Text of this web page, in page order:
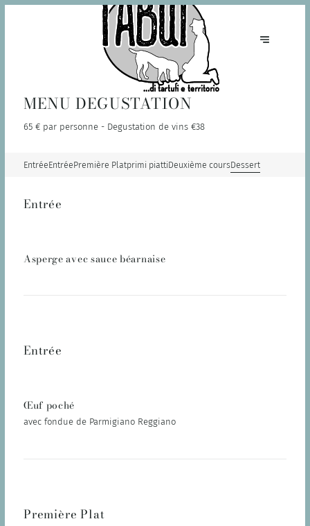
MENU DEGUSTATION
65 € par personne - Degustation de vins €38
EntréeEntréePremière Platprimi piattiDeuxième coursDessert
Entrée
Asperge avec sauce béarnaise
Entrée
Œuf poché
avec fondue de Parmigiano Reggiano
Première Plat